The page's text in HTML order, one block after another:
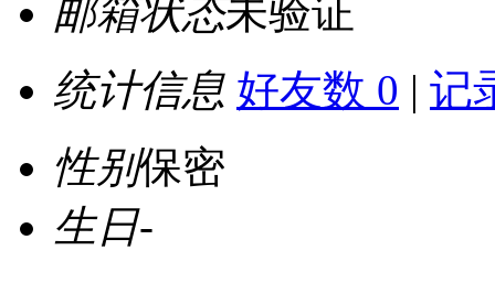
邮箱状态未验证
统计信息 好友数 0 | 记
性别保密
生日-